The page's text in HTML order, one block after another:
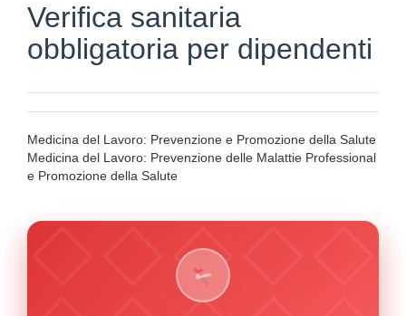
Verifica sanitaria
obbligatoria per dipendenti
Medicina del Lavoro: Prevenzione e Promozione della Salute
Medicina del Lavoro: Prevenzione delle Malattie Professional
e Promozione della Salute